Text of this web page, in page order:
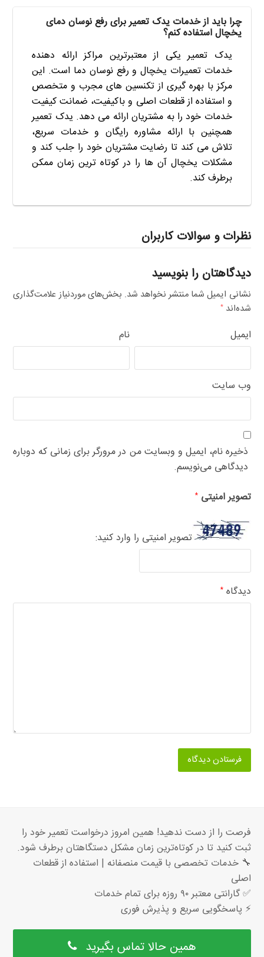
چرا باید از خدمات یدک تعمیر برای رفع نوسان دمای
یخچال استفاده کنم؟
یدک تعمیر یکی از معتبرترین مراکز ارائه دهنده
خدمات تعمیرات یخچال و رفع نوسان دما است. این
مرکز با بهره گیری از تکنسین های مجرب و متخصص
و استفاده از قطعات اصلی و باکیفیت، ضمانت کیفیت
خدمات خود را به مشتریان ارائه می دهد. یدک تعمیر
همچنین با ارائه مشاوره رایگان و خدمات سریع،
تلاش می کند تا رضایت مشتریان خود را جلب کند و
مشکلات یخچال آن ها را در کوتاه ترین زمان ممکن
برطرف کند.
نظرات و سوالات کاربران
دیدگاهتان را بنویسید
نشانی ایمیل شما منتشر نخواهد شد. بخش‌های موردنیاز علامت‌گذاری
شده‌اند*
نام ایمیل
وب‌ سایت
ذخیره نام، ایمیل و وبسایت من در مرورگر برای زمانی که دوباره
دیدگاهی می‌نویسم.
تصویر امنیتی*
تصویر امنیتی را وارد کنید:
دیدگاه*
فرصت را از دست ندهید! همین امروز درخواست تعمیر خود را
ثبت کنید تا در کوتاه‌ترین زمان مشکل دستگاهتان برطرف شود.
🔧 خدمات تخصصی با قیمت منصفانه | استفاده از قطعات
اصلی
✅ گارانتی معتبر ۹۰ روزه برای تمام خدمات
⚡ پاسخگویی سریع و پذیرش فوری
همین حالا تماس بگیرید